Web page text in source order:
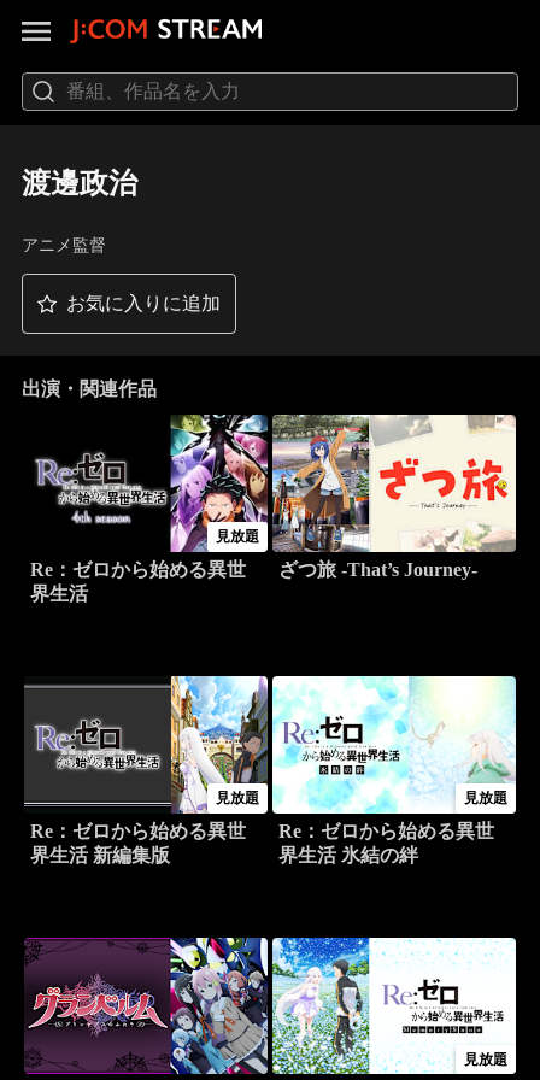
渡邊政治
アニメ監督
お気に入りに追加
出演・関連作品
見放題
Re：ゼロから始める異世
界生活
ざつ旅 -That’s Journey-
見放題
Re：ゼロから始める異世
界生活 新編集版
見放題
Re：ゼロから始める異世
界生活 氷結の絆
見放題